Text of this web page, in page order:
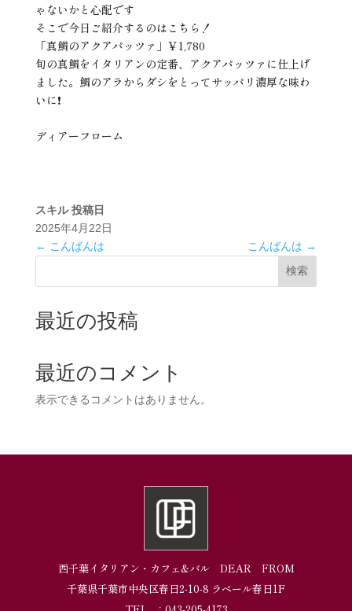
ゃないかと心配です
そこで今日ご紹介するのはこちら！
「真鯛のアクアパッツァ」￥1,780
旬の真鯛をイタリアンの定番、アクアパッツァに仕上げ
ました。鯛のアラからダシをとってサッパリ濃厚な味わ
いに❗️
ディアーフローム
スキル 投稿日
2025年4月22日
← こんばんは こんばんは →
検索
最近の投稿
最近のコメント
表示できるコメントはありません。
西千葉イタリアン・カフェ&バル DEAR FROM
千葉県千葉市中央区春日2-10-8 ラペール春日1F